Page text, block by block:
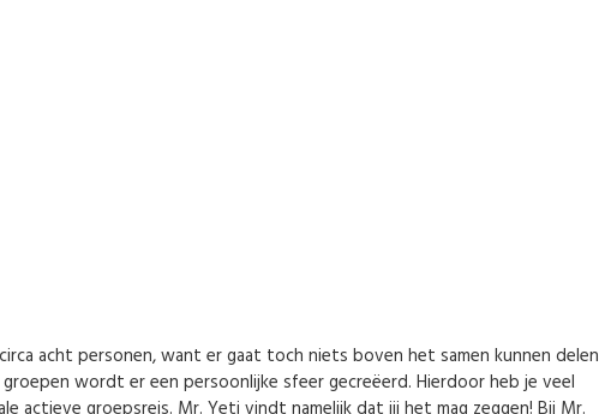
acht personen, want er gaat toch niets boven het samen kunnen delen
wordt er een persoonlijke sfeer gecreëerd. Hierdoor heb je veel